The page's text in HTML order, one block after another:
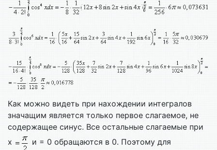
Как можно видеть при нахождении интегралов
значащим является только первое слагаемое, не
содержащее синус. Все остальные слагаемые при
х
и = 0 обращаются в 0. Поэтому для